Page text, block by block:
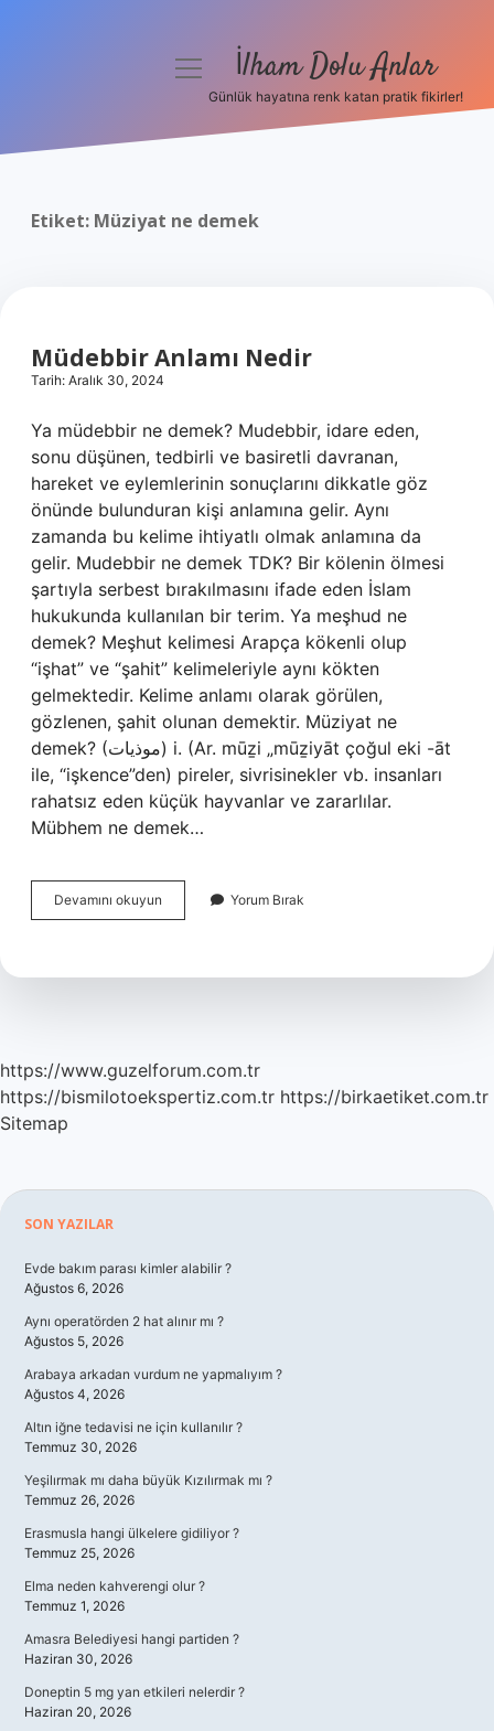
Yasal Uyarı
menüyü İlham Dolu Anlar
Günlük hayatına renk katan pratik fikirler!
Etiket: Müziyat ne demek
Müdebbir Anlamı Nedir
Tarih: Aralık 30, 2024
Ya müdebbir ne demek? Mudebbir, idare eden,
sonu düşünen, tedbirli ve basiretli davranan,
hareket ve eylemlerinin sonuçlarını dikkatle göz
önünde bulunduran kişi anlamına gelir. Aynı
zamanda bu kelime ihtiyatlı olmak anlamına da
gelir. Mudebbir ne demek TDK? Bir kölenin ölmesi
şartıyla serbest bırakılmasını ifade eden İslam
hukukunda kullanılan bir terim. Ya meşhud ne
demek? Meşhut kelimesi Arapça kökenli olup
“işhat” ve “şahit” kelimeleriyle aynı kökten
gelmektedir. Kelime anlamı olarak görülen,
gözlenen, şahit olunan demektir. Müziyat ne
demek? (ﻣﻮﺫﻳﺎﺕ) i. (Ar. mūẕі „mūẕiyāt çoğul eki -āt
ile, “işkence”den) pireler, sivrisinekler vb. insanları
rahatsız eden küçük hayvanlar ve zararlılar.
Mübhem ne demek…
Devamını okuyun Müdebbir
Anlamı
Yorum Bırak
https://www.guzelforum.com.tr
https://bismilotoekspertiz.com.tr https://birkaetiket.com.tr
Sitemap
Sidebar
SON YAZILAR
Evde bakım parası kimler alabilir ?
Ağustos 6, 2026
Aynı operatörden 2 hat alınır mı ?
Ağustos 5, 2026
Arabaya arkadan vurdum ne yapmalıyım ?
Ağustos 4, 2026
Altın iğne tedavisi ne için kullanılır ?
Temmuz 30, 2026
Yeşilırmak mı daha büyük Kızılırmak mı ?
Temmuz 26, 2026
Erasmusla hangi ülkelere gidiliyor ?
Temmuz 25, 2026
Elma neden kahverengi olur ?
Temmuz 1, 2026
Amasra Belediyesi hangi partiden ?
Haziran 30, 2026
Doneptin 5 mg yan etkileri nelerdir ?
Haziran 20, 2026